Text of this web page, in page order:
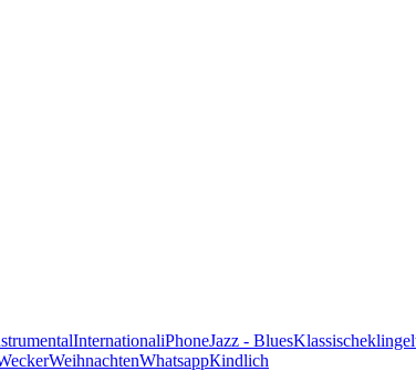
InternationaliPhoneJazz - BluesKlassische
WeihnachtenWhatsappКindlich